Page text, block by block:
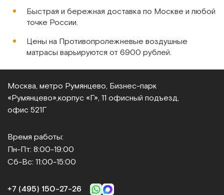
Сравнить
Матрас противопролежневый трубчатый
Под заказАрт.2053
Сообщить о поступлении
Быстрая и бережная доставка по Москве и любой
точке России.
Цены на Противопролежневые воздушные
матрасы варьируются от 6900 рублей.
Москва, метро Румянцево, Бизнес‑парк
«Румянцево», корпус «Г», 11 офисный подъезд,
офис 521Г
Время работы:
Пн-Пт: 8:00-19:00
Сб-Вс: 11:00-15:00
+7 (495) 150‑27‑26